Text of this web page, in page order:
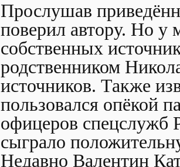
Прослушав
поверил автору. Но у
собственных
родственником
источников. Также
пользовался опёкой
офицеров спецслужб
сыграло
Недавно Валентин